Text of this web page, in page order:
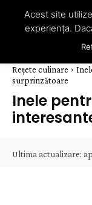
Rețete culinare
surprinzătoare
Inele
Ultima actualizare:
Acest site
experiența.